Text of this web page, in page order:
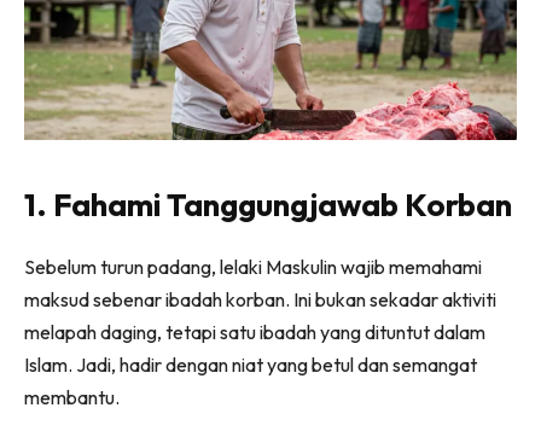
1. Fahami Tanggungjawab Korban
Sebelum turun padang, lelaki Maskulin wajib memahami
maksud sebenar ibadah korban. Ini bukan sekadar aktiviti
melapah daging, tetapi satu ibadah yang dituntut dalam
Islam. Jadi, hadir dengan niat yang betul dan semangat
membantu.